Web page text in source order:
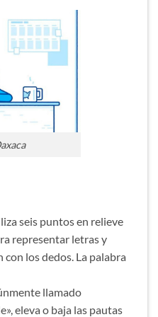
seis puntos en relieve
representar letras y
con los dedos. La palabra
llamado
eleva o baja las pautas